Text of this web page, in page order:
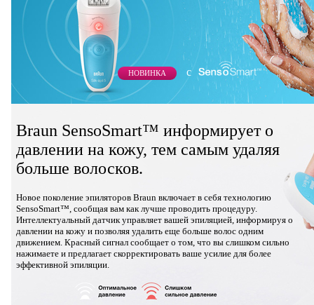
НОВИНКА c
Braun SensoSmart™ информирует о
давлении на кожу, тем самым удаляя
больше волосков.
Новое поколение эпиляторов Braun включает в себя технологию
SensoSmart™, сообщая вам как лучше проводить процедуру.
Интеллектуальный датчик управляет вашей эпиляцией, информируя о
давлении на кожу и позволяя удалить еще больше волос одним
движением. Красный сигнал сообщает о том, что вы слишком сильно
нажимаете и предлагает скорректировать ваше усилие для более
эффективной эпиляции.